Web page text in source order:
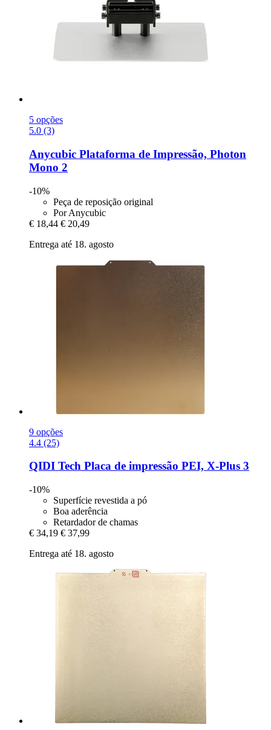
5 opções
5.0 (3)
Anycubic Plataforma de Impressão, Photon
Mono 2
-10%
Peça de reposição original
Por Anycubic
€ 18,44 € 20,49
Entrega até 18. agosto
9 opções
4.4 (25)
QIDI Tech Placa de impressão PEI, X-​Plus 3
-10%
Superfície revestida a pó
Boa aderência
Retardador de chamas
€ 34,19 € 37,99
Entrega até 18. agosto